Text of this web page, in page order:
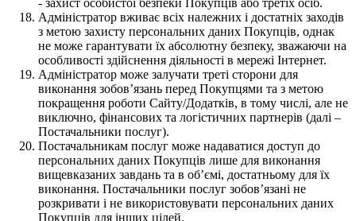
Адміністратор вживає всіх належних і достатніх заходів
з метою захисту персональних даних Покупців, однак
не може гарантувати їх абсолютну безпеку, зважаючи на
особливості здійснення діяльності в мережі Інтернет.
Адміністратор може залучати треті сторони для
виконання зобов’язань перед Покупцями та з метою
покращення роботи Сайту/Додатків, в тому числі, але не
виключно, фінансових та логістичних партнерів (далі –
Постачальники послуг).
Постачальникам послуг може надаватися доступ до
персональних даних Покупців лише для виконання
вищевказаних завдань та в об’ємі, достатньому для їх
виконання. Постачальники послуг зобов’язані не
розкривати і не використовувати персональних даних
Покупців для інших цілей.